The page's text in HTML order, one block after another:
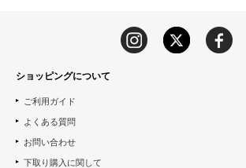
ショッピングについて
ご利用ガイド
よくある質問
お問い合わせ
下取り購入に関して